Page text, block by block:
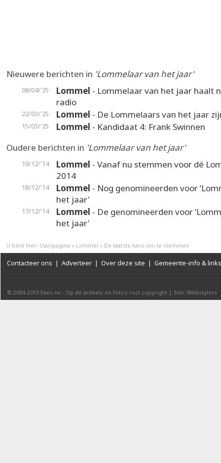
Nieuwere berichten in 'Lommelaar van het jaar'
08/04/'25 Lommel - Lommelaar van het jaar haalt
radio
22/03/'25 Lommel - De Lommelaars van het jaar
15/03/'25 Lommel - Kandidaat 4: Frank Swinnen
Oudere berichten in 'Lommelaar van het jaar'
19/12/'14 Lommel - Vanaf nu stemmen voor dé
2014
18/12/'14 Lommel - Nog genomineerden voor
het jaar'
17/12/'14 Lommel - De genomineerden voor
het jaar'
U bent hier: Startpagina » Lommel » De laatste kans om te stemmen
Contacteer ons | Adverteer | Over deze site | Gemeente-info & links
© 2004-2013 Faes nv - Op de artikels en foto’s rust copyright | Site: Webstylers